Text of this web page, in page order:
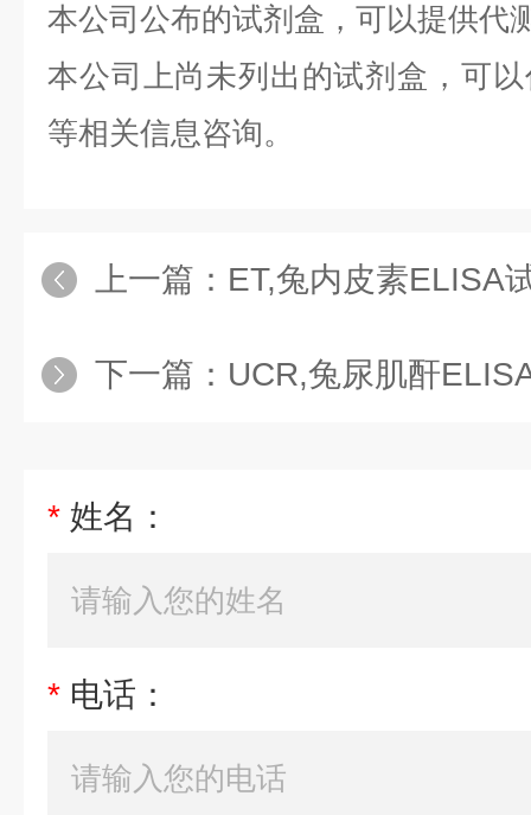
本公司公布的试剂盒，可以提供代
本公司上尚未列出的试剂盒，可
等相关信息咨询。
上一篇： ET,兔内皮素ELISA
下一篇： UCR,兔尿肌酐
* 姓名：
* 电话：